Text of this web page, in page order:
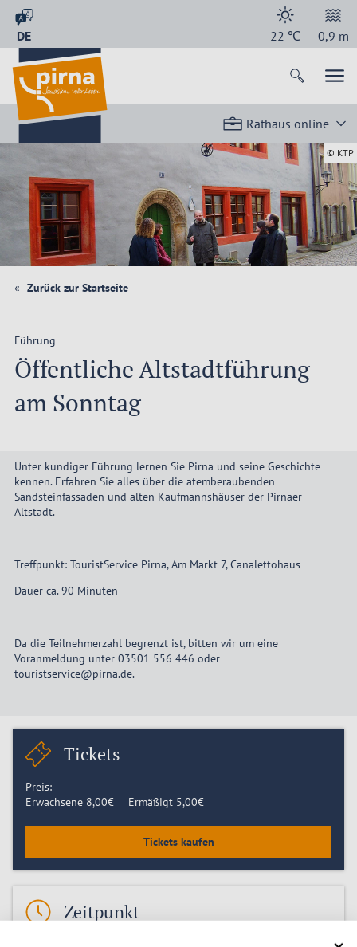
DE 22 ℃ 0,9 m
Rathaus online
© KTP
Zurück zur Startseite
Führung
Öffentliche Altstadtführung
am Sonntag
Unter kundiger Führung lernen Sie Pirna und seine Geschichte
kennen. Erfahren Sie alles über die atemberaubenden
Sandsteinfassaden und alten Kaufmannshäuser der Pirnaer
Altstadt.
Treffpunkt: TouristService Pirna, Am Markt 7, Canalettohaus
Dauer ca. 90 Minuten
Da die Teilnehmerzahl begrenzt ist, bitten wir um eine
Voranmeldung unter 03501 556 446 oder
touristservice@pirna.de.
Tickets
Preis:
Erwachsene 8,00€ Ermäßigt 5,00€
Tickets kaufen
Zeitpunkt